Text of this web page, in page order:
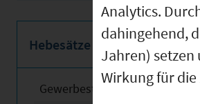
Hebesätze
Gewerbesteuerhebesatz
Analytics.
dahingehend,
Jahren)
Wirkung für